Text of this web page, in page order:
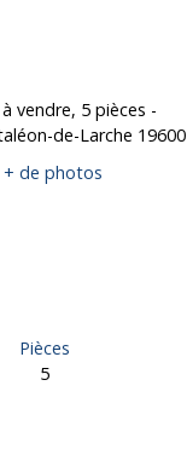
Estimation
+ de photos
Pièces
5